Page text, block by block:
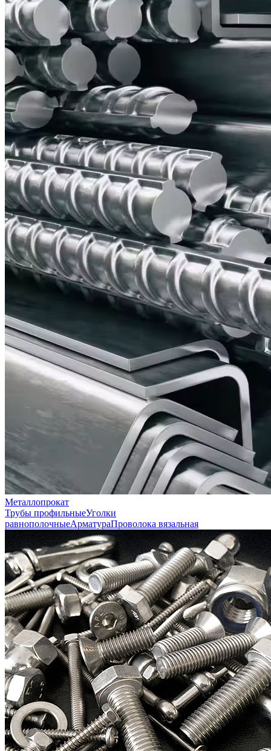
Металлопрокат
Трубы профильныеУголки
равнополочныеАрматураПроволока вязальная